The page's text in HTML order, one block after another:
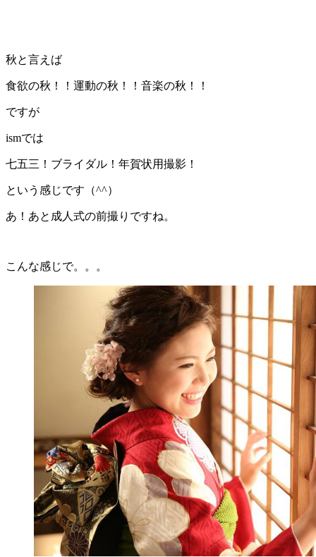
秋と言えば
食欲の秋！！運動の秋！！音楽の秋！！
ですが
ismでは
七五三！ブライダル！年賀状用撮影！
という感じです（^^）
あ！あと成人式の前撮りですね。
こんな感じで。。。